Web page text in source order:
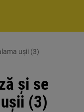
ușii (3)
și se
(3)